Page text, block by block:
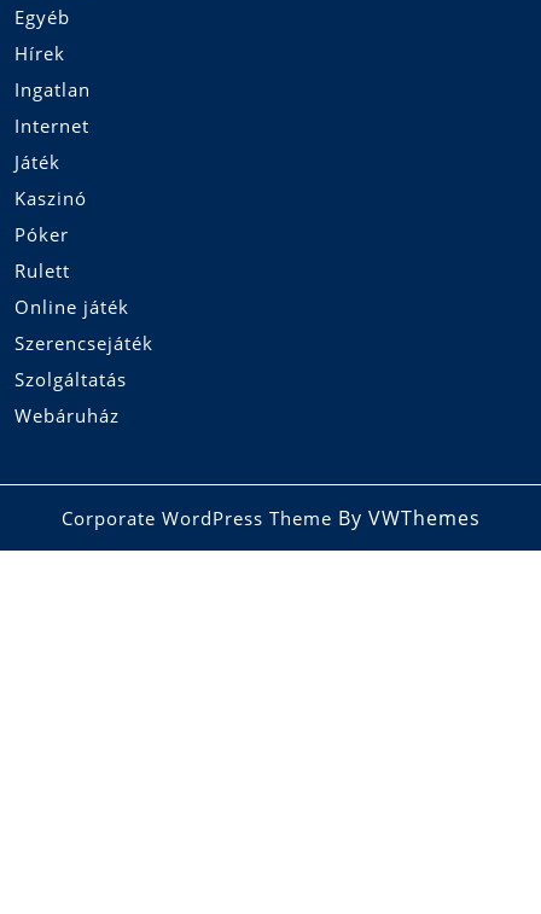
Egyéb
Hírek
Ingatlan
Internet
Játék
Kaszinó
Póker
Rulett
Online játék
Szerencsejáték
Szolgáltatás
Webáruház
Corporate WordPress Theme By VWThemes
Scroll